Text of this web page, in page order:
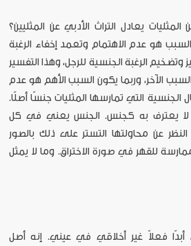
يعادل التراث الأدبي عن المثليين؟
هو عدم الاهتمام وتعمد إخفاء الرغبة
وتضخيم الرغبة الجنسية للرجل، وهذا التفسير
الآخر، وربما يكون السبب الأهم هو عدم
الجنسية التي تمارسها المثليات جنسًا أصلًا.
لا يعترف به كجنس. الجنس يعني في كل
عن محاولتها التستر على ذلك بالصور
للقهر في صورة الاختراق. وما لا يمثل
أبدًا فعلاً غير أخلاقي في عيني. إنه أصل